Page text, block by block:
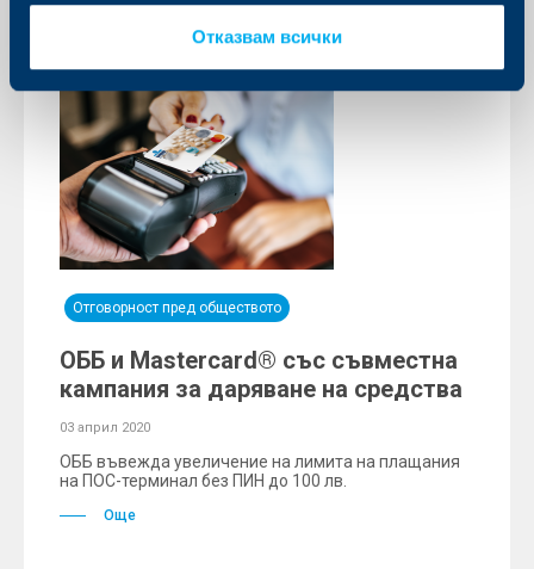
Отказвам всички
Отговорност пред обществото
ОББ и Mastercard® със съвместна
кампания за даряване на средства
03 април 2020
ОББ въвежда увеличение на лимита на плащания
на ПОС-терминал без ПИН до 100 лв.
Още